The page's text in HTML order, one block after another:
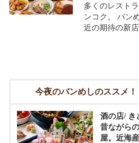
多くのレスト
ンコク。 バン
近の期待の新
今夜のバンめしのススメ！
酒の店/ き
昔ながら
屋。近海